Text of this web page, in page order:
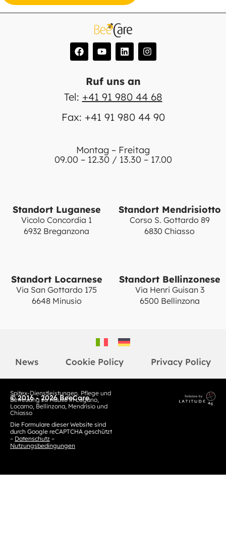
Ruf uns an
Tel: +41 91 980 44 68
Fax: +41 91 980 44 90
Montag – Freitag
09.00 – 12.30 / 13.30 – 17.00
Standort Luganese
Vicolo Concordia 1
6932 Breganzona
Standort Mendrisiotto
Corso S. Gottardo 89
6830 Chiasso
Standort Locarnese
Via San Gottardo 175
6648 Minusio
Standort Bellinzonese
Via Henri Guisan 3
6500 Bellinzona
News Cookie Policy Privacy Policy
© 2016 - 2026 BeeCare
Spitex-Dienstleistungen. Pflege und
Betreuung zu Hause in Lugano,
Locarno, Bellinzona, Mendrisio und
Chiasso
Die Formulare dieser Website sind
durch Google reCAPTCHA geschützt
– Datenschutz –
Nutzungsbedingungen